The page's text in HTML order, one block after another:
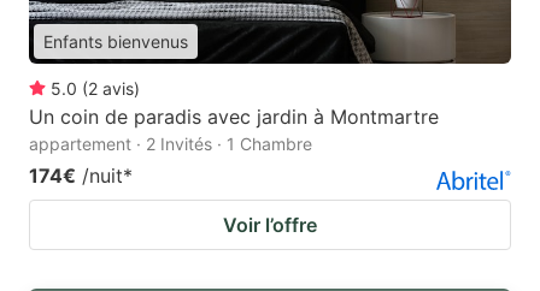
Enfants bienvenus
5.0 (2 avis)
Un coin de paradis avec jardin à Montmartre
appartement · 2 Invités · 1 Chambre
174€ /nuit*
Voir l’offre